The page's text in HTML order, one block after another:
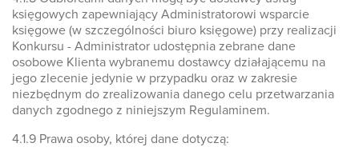
księgowych zapewniający Administratorowi wsparcie
księgowe (w szczególności biuro księgowe) przy realizacji
Konkursu - Administrator udostępnia zebrane dane
osobowe Klienta wybranemu dostawcy działającemu na
jego zlecenie jedynie w przypadku oraz w zakresie
niezbędnym do zrealizowania danego celu przetwarzania
danych zgodnego z niniejszym Regulaminem.
4.1.9 Prawa osoby, której dane dotyczą: